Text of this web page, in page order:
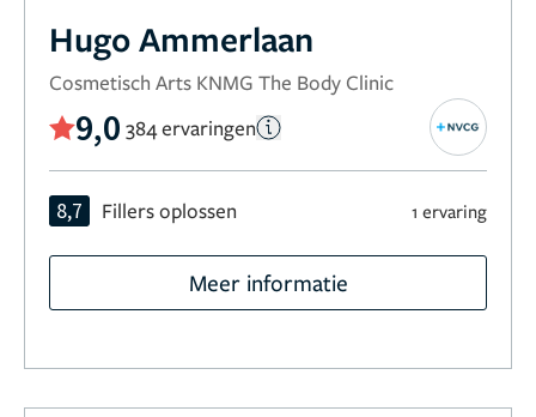
Hugo Ammerlaan
Cosmetisch Arts KNMG The Body Clinic
9,0 384 ervaringen
8,7 Fillers oplossen 1 ervaring
Meer informatie